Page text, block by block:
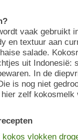
vaak gebruikt
en textuur aan
salade.
uit Indonesië:
In de
is nog niet
zelf
kokos vlokken